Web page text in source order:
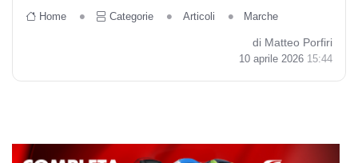
Home Categorie Articoli Marche
di Matteo Porfiri
10 aprile 2026 15:44